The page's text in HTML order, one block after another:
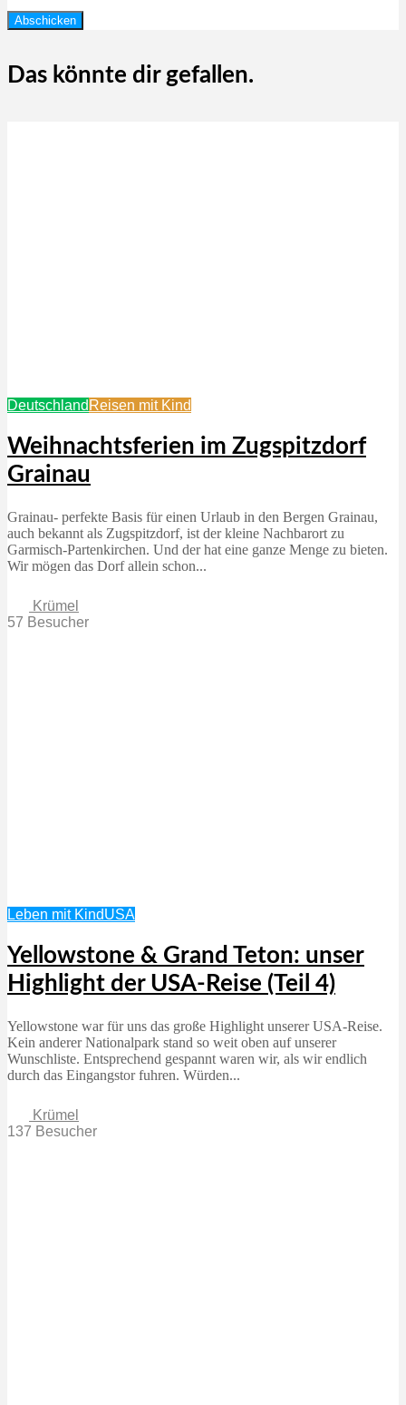
Das könnte dir gefallen.
Deutschland Reisen mit Kind
Weihnachtsferien im Zugspitzdorf
Grainau
Grainau- perfekte Basis für einen Urlaub in den Bergen Grainau,
auch bekannt als Zugspitzdorf, ist der kleine Nachbarort zu
Garmisch-Partenkirchen. Und der hat eine ganze Menge zu bieten.
Wir mögen das Dorf allein schon...
Krümel
57 Besucher
Leben mit KindUSA
Yellowstone & Grand Teton: unser
Highlight der USA-Reise (Teil 4)
Yellowstone war für uns das große Highlight unserer USA-Reise.
Kein anderer Nationalpark stand so weit oben auf unserer
Wunschliste. Entsprechend gespannt waren wir, als wir endlich
durch das Eingangstor fuhren. Würden...
Krümel
137 Besucher